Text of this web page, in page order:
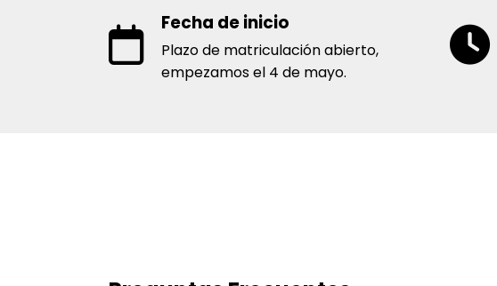
Fecha de inicio
Plazo de matriculación abierto,
empezamos el 4 de mayo.